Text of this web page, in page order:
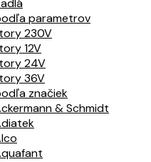
parametrov
230V
12V
24V
36V
značiek
& Schmidt